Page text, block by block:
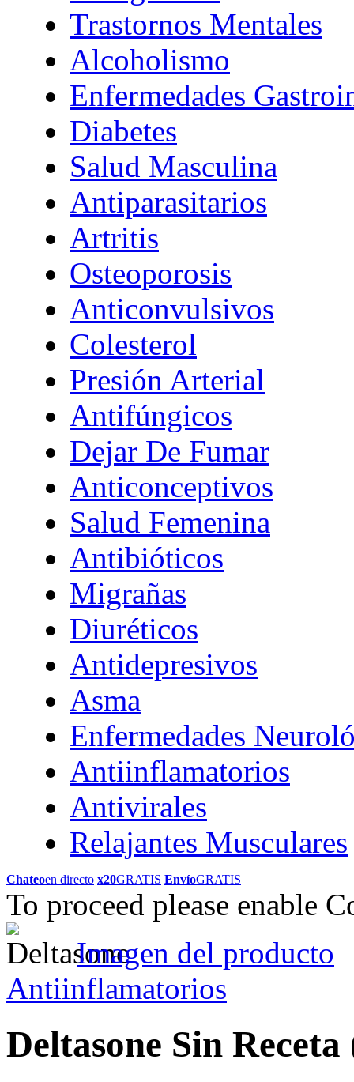
Trastornos Mentales
Alcoholismo
Enfermedades
Diabetes
Salud Masculina
Antiparasitarios
Artritis
Osteoporosis
Anticonvulsivos
Colesterol
Presión Arterial
Antifúngicos
Dejar De Fumar
Anticonceptivos
Salud Femenina
Antibióticos
Migrañas
Diuréticos
Antidepresivos
Asma
Enfermedades
Antiinflamatorios
Antivirales
Relajantes Musculares
Chateoen directo x20GRATIS EnvíoGRATIS
To proceed please enable
Imagen del producto
Antiinflamatorios
Deltasone Sin Receta